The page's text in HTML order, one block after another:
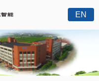
EN